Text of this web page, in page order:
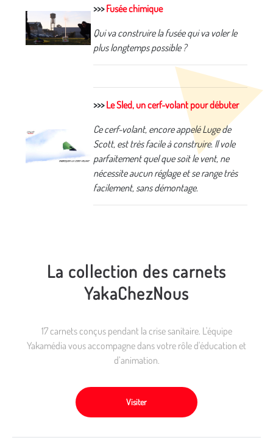
>>>Fusée chimique
Qui va construire la fusée qui va voler le
plus longtemps possible ?
>>>Le Sled, un cerf-volant pour débuter
Ce cerf-volant, encore appelé Luge de
Scott, est très facile à construire. Il vole
parfaitement quel que soit le vent, ne
nécessite aucun réglage et se range très
facilement, sans démontage.
La collection des carnets
YakaChezNous
17 carnets conçus pendant la crise sanitaire. L'équipe
Yakamédia vous accompagne dans votre rôle d'éducation et
d’animation.
Visiter